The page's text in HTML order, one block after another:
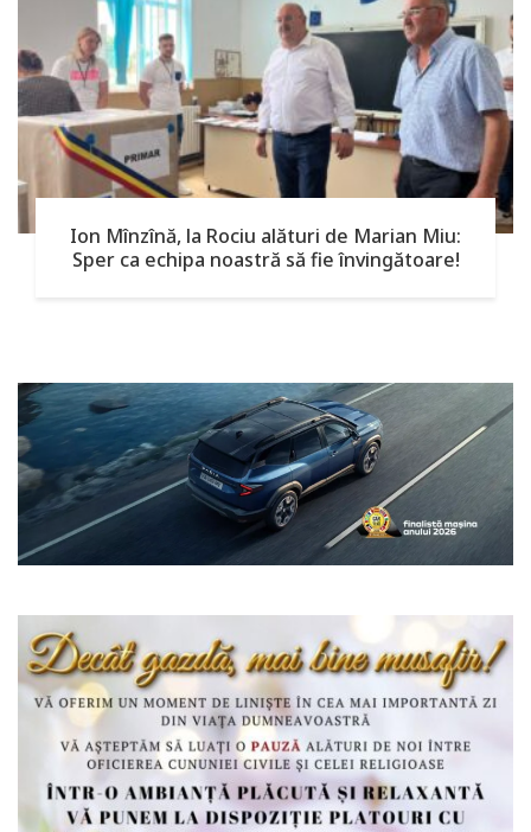
Ion Mînzînă, la Rociu alături de Marian Miu:
Sper ca echipa noastră să fie învingătoare!